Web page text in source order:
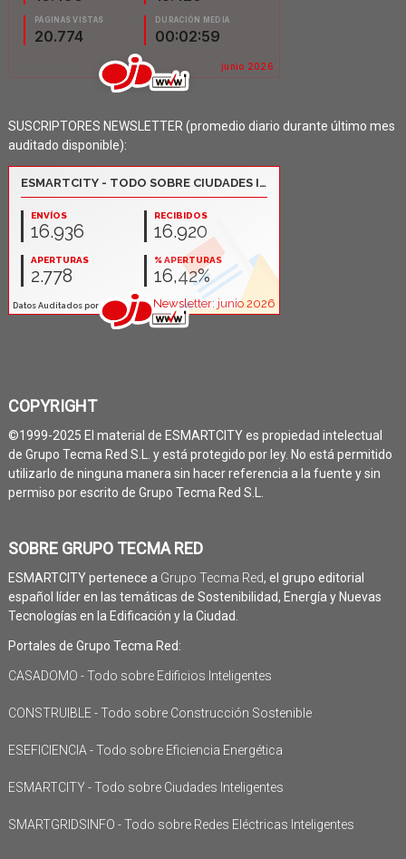
SUSCRIPTORES NEWSLETTER (promedio diario durante último mes
auditado disponible):
COPYRIGHT
©1999-2025 El material de ESMARTCITY es propiedad intelectual
de Grupo Tecma Red S.L. y está protegido por ley. No está permitido
utilizarlo de ninguna manera sin hacer referencia a la fuente y sin
permiso por escrito de Grupo Tecma Red S.L.
SOBRE GRUPO TECMA RED
ESMARTCITY pertenece a Grupo Tecma Red, el grupo editorial
español líder en las temáticas de Sostenibilidad, Energía y Nuevas
Tecnologías en la Edificación y la Ciudad.
Portales de Grupo Tecma Red:
CASADOMO - Todo sobre Edificios Inteligentes
CONSTRUIBLE - Todo sobre Construcción Sostenible
ESEFICIENCIA - Todo sobre Eficiencia Energética
ESMARTCITY - Todo sobre Ciudades Inteligentes
SMARTGRIDSINFO - Todo sobre Redes Eléctricas Inteligentes